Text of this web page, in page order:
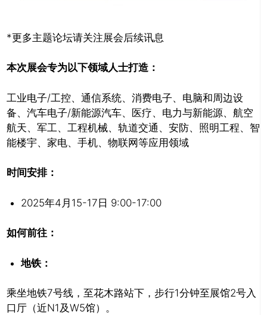
*更多主题论坛请关注展会后续讯息
本次展会专为以下领域人士打造：
工业电子/工控、通信系统、消费电子、电脑和周边设
备、汽车电子/新能源汽车、医疗、电力与新能源、航空
航天、军工、工程机械、轨道交通、安防、照明工程、智
能楼宇、家电、手机、物联网等应用领域
时间安排：
2025年4月15-17日 9:00-17:00
如何前往：
地铁：
乘坐地铁7号线，至花木路站下，步行1分钟至展馆2号入
口厅（近N1及W5馆）。